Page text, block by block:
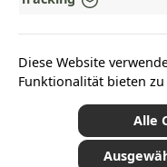
UNSERE
*Alle Preise inkl. gesetzl.
Diese Website
Funktionalität bieten
Alle